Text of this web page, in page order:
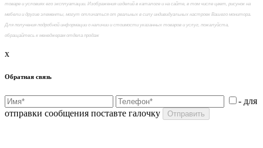
товаре и условиях его эксплуатации. Изображения изделий в каталоге и на сайте, в том числе цвет, рисунок на
мебели и другие элементы, могут отличаться от реальных в силу индивидуальных настроек Вашего монитора.
Для получения подробной информации о наличии и стоимости указанных товаров и услуг, пожалуйста,
обращайтесь к менеджерам отдела продаж
x
Обратная связь
- для
отправки сообщения поставте галочку